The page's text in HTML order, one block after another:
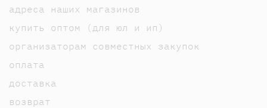
адреса наших магазинов
купить оптом (для юл и ип)
организаторам совместных закупок
оплата
доставка
возврат